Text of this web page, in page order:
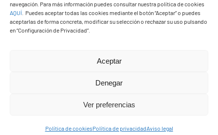
navegación. Para más información puedes consultar nuestra política de cookies
AQUÍ
Puedes aceptar todas las cookies mediante el botón “Aceptar” o puedes
aceptarlas de forma concreta, modificar su selección o rechazar su uso pulsando
en “Configuración de Privacidad”.
Aceptar
Denegar
Ver preferencias
Política de cookiesPolítica de privacidadAviso legal
PASEOS EN CAMELLO